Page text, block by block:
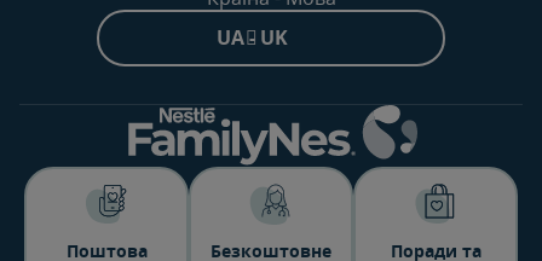
UA - UK
Поштова
Безкоштовне
Поради та